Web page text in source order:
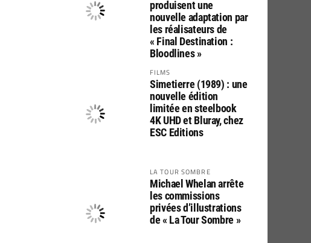
produisent une
nouvelle adaptation par
les réalisateurs de
« Final Destination :
Bloodlines »
FILMS
Simetierre (1989) : une
nouvelle édition
limitée en steelbook
4K UHD et Bluray, chez
ESC Editions
LA TOUR SOMBRE
Michael Whelan arrête
les commissions
privées d’illustrations
de « La Tour Sombre »